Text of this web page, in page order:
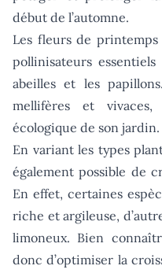
début de l’automne.
Les fleurs de
pollinisateurs
abeilles et les
mellifères et
écologique de son jardin.
En variant les types
également possible de
En effet, certaines
riche et argileuse,
limoneux. Bien
donc d’optimiser la